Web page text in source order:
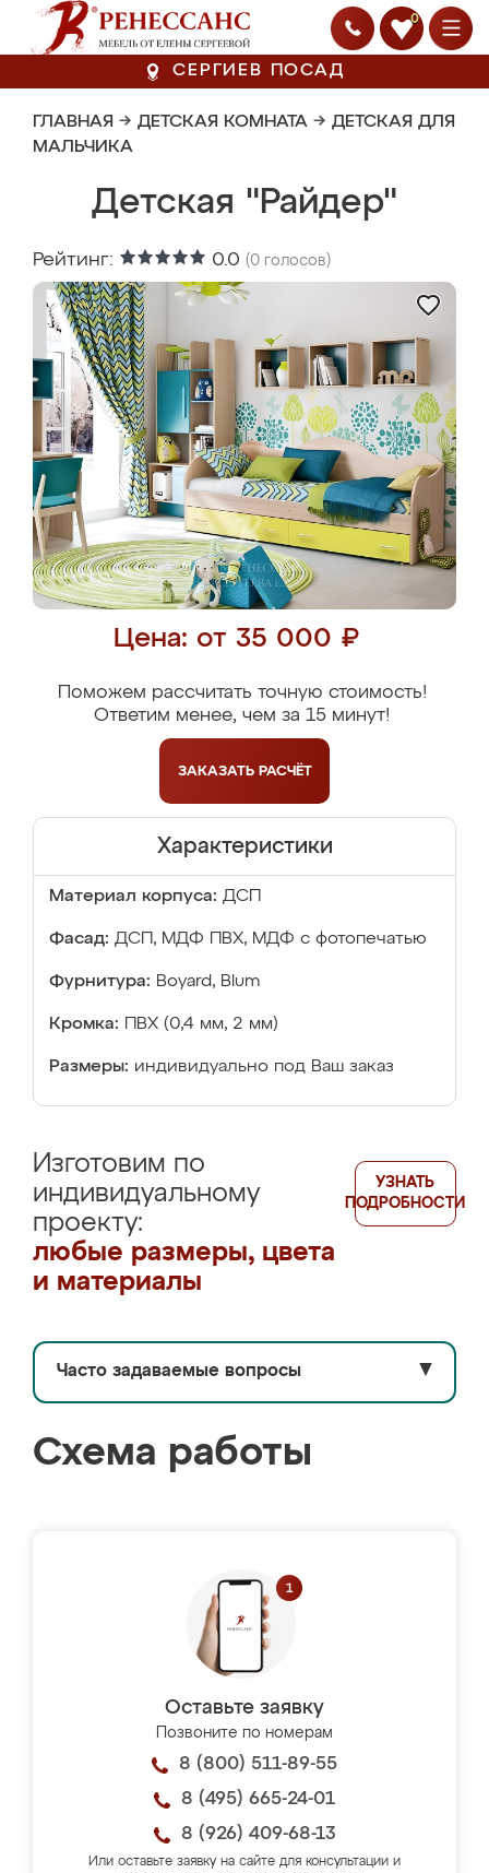
0
СЕРГИЕВ ПОСАД
ГЛАВНАЯ → ДЕТСКАЯ КОМНАТА → ДЕТСКАЯ ДЛЯ
МАЛЬЧИКА
Детская "Райдер"
Рейтинг: 0.0 (0 голосов)
Цена: от 35 000 ₽
Поможем рассчитать точную стоимость!
Ответим менее, чем за 15 минут!
ЗАКАЗАТЬ РАСЧЁТ
Характеристики
Материал корпуса: ДСП
Фасад: ДСП, МДФ ПВХ, МДФ с фотопечатью
Фурнитура: Boyard, Blum
Кромка: ПВХ (0,4 мм, 2 мм)
Размеры: индивидуально под Ваш заказ
Изготовим по
индивидуальному
проекту:
любые размеры, цвета
и материалы
УЗНАТЬ
ПОДРОБНОСТИ
Часто задаваемые вопросы ▼
Схема работы
Оставьте заявку
Позвоните по номерам
8 (800) 511-89-55
8 (495) 665-24-01
8 (926) 409-68-13
Или оставьте заявку на сайте для консультации и